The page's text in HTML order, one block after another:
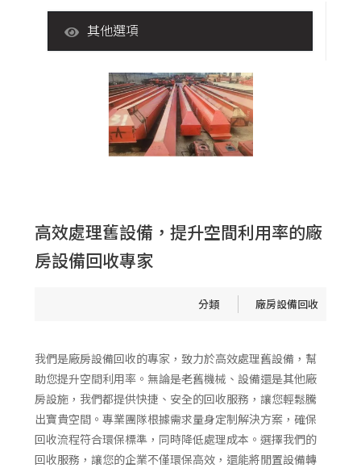
聯絡我們
其他選項
中古鐵材買賣
廠房設備回收
廠房設備回收
高效處理舊設備，提升空間利用率的廠
房設備回收專家
分類 廠房設備回收
我們是廠房設備回收的專家，致力於高效處理舊設備，幫
助您提升空間利用率。無論是老舊機械、設備還是其他廠
房設施，我們都提供快捷、安全的回收服務，讓您輕鬆騰
出寶貴空間。專業團隊根據需求量身定制解決方案，確保
回收流程符合環保標準，同時降低處理成本。選擇我們的
回收服務，讓您的企業不僅環保高效，還能將閒置設備轉